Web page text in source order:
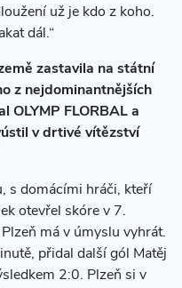
už je kdo z koho.
dál.“
zastavila na státní
z nejdominantnějších
OLYMP FLORBAL a
v drtivé vítězství
s domácími hráči, kteří
otevřel skóre v 7.
má v úmyslu vyhrát.
přidal další gól Matěj
2:0. Plzeň si v